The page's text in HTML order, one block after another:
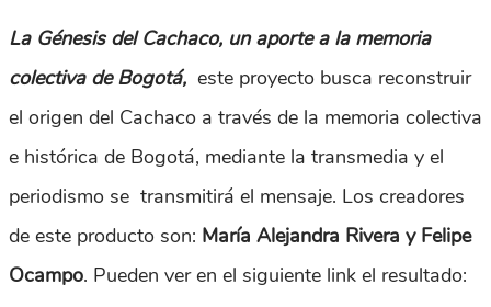
La Génesis del Cachaco, un aporte a la memoria
colectiva de Bogotá, este proyecto busca reconstruir
el origen del Cachaco a través de la memoria colectiva
e histórica de Bogotá, mediante la transmedia y el
periodismo se transmitirá el mensaje. Los creadores
de este producto son: María Alejandra Rivera y Felipe
Ocampo. Pueden ver en el siguiente link el resultado: